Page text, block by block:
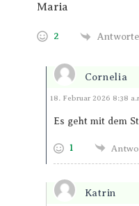
Maria
2
Cornelia
Antworten
18. Februar 2026 8:38
Es geht mit dem
1
Katrin